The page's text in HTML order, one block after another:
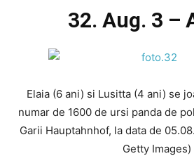
32. Aug. 3 –
Elaia (6 ani) si Lusitta (4 ani) se
numar de 1600 de ursi panda de
Garii Hauptahnhof, la data de
Getty Images)